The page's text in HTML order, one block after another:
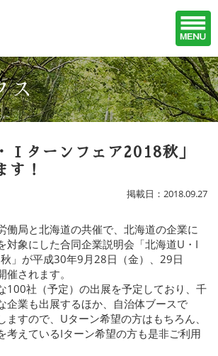
ス
Ｉターンフェア2018秋」
す！
掲載日：2018.09.27
働局と北海道の共催で、北海道の企業に
対象にした合同企業説明会「北海道U・I
」が平成30年9月28日（金）、29日
催されます。
100社（予定）の出展を予定しており、千
企業も出展するほか、自治体ブースで
ますので、Uターン希望の方はもちろん、
考えているIターン希望の方も是非ご利用